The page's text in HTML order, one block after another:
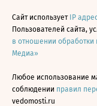
Сайт использует IP
Пользователей сайта,
в отношении
Медиа»
Любое использование
соблюдении правил
vedomosti.ru